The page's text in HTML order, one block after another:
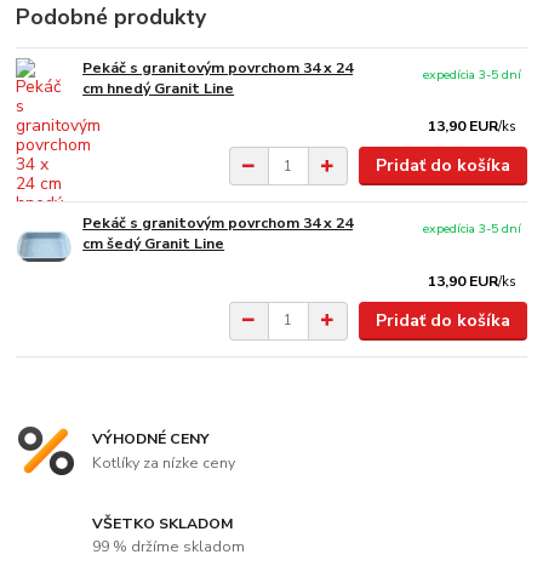
Podobné produkty
Pekáč s granitovým povrchom 34 x 24
cm hnedý Granit Line
13,90 EUR/ks
expedícia 3-5 dní
Pridať do košíka
Pekáč s granitovým povrchom 34 x 24
cm šedý Granit Line
13,90 EUR/ks
expedícia 3-5 dní
Pridať do košíka
VÝHODNÉ CENY
Kotlíky za nízke ceny
VŠETKO SKLADOM
99 % držíme skladom